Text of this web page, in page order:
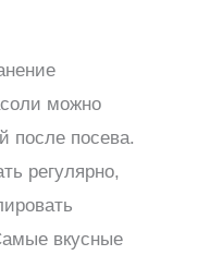
можно
после посева.
регулярно,
вкусные